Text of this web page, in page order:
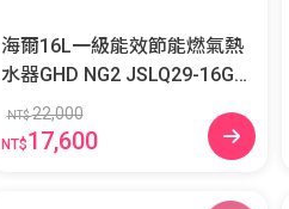
海爾16L一級能效節能燃氣熱
水器GHD NG2 JSLQ29-16GH
D/NG2
NT$22,000
NT$17,600